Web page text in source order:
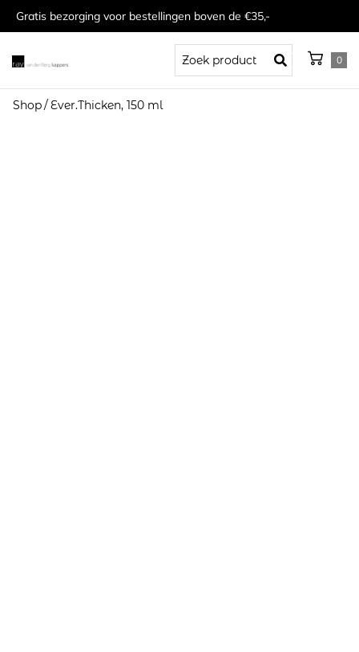
Gratis bezorging voor bestellingen boven de €35,-
0
Shop/Ever.Thicken, 150 ml